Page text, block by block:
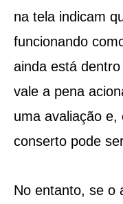
na tela indicam
funcionando
ainda está
vale a pena
uma avaliação
conserto pode
No entanto, se o